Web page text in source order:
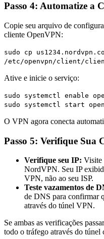
Passo 4: Automatize a
Copie seu arquivo de
cliente OpenVPN:
sudo cp
/etc/openvpn/client/
Ative e inicie o serviço:
sudo systemctl enable
sudo systemctl start
O VPN agora conecta
Passo 5: Verifique Sua
Verifique seu IP: Visite
NordVPN. Seu IP
VPN, não ao seu ISP.
Teste vazamentos de
de DNS para confirmar
através do túnel VPN.
Se ambas as verificações
todo o tráfego através do túnel